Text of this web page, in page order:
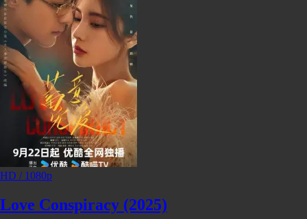
HD / 1080p
Love Conspiracy (2025)